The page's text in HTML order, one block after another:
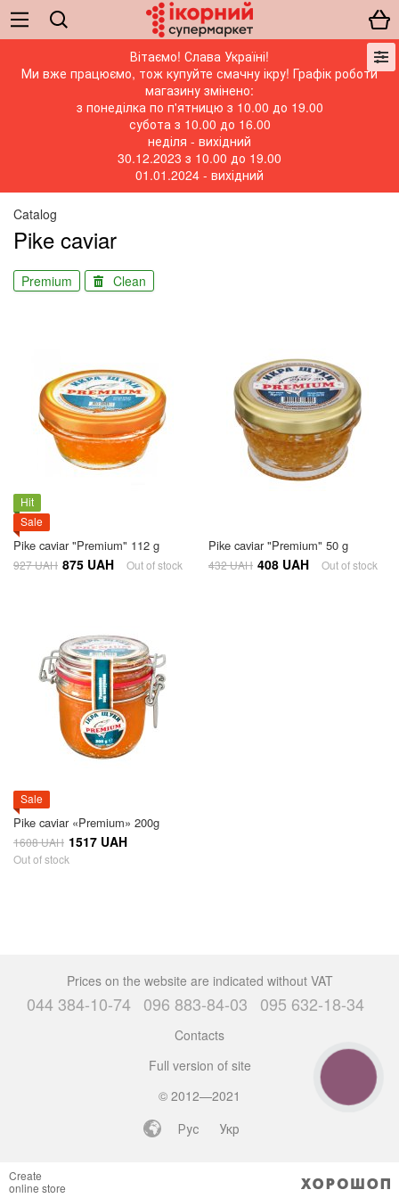
Вітаємо! Слава Україні!
Ми вже працюємо, тож купуйте смачну ікру! Графік роботи
магазину змінено:
з понеділка по п'ятницю з 10.00 до 19.00
субота з 10.00 до 16.00
неділя - вихідний
30.12.2023 з 10.00 до 19.00
01.01.2024 - вихідний
Catalog
Pike caviar
Premium Clean
Hit
Sale
Pike caviar "Premium" 112 g
927 UAH 875 UAH Out of stock
Pike caviar "Premium" 50 g
432 UAH 408 UAH Out of stock
Sale
Pike caviar «Premium» 200g
1608 UAH 1517 UAH
Out of stock
Prices on the website are indicated without VAT
044 384-10-74 096 883-84-03 095 632-18-34
Contacts
Full version of site
© 2012—2021
Рус
Укр
Create
online store